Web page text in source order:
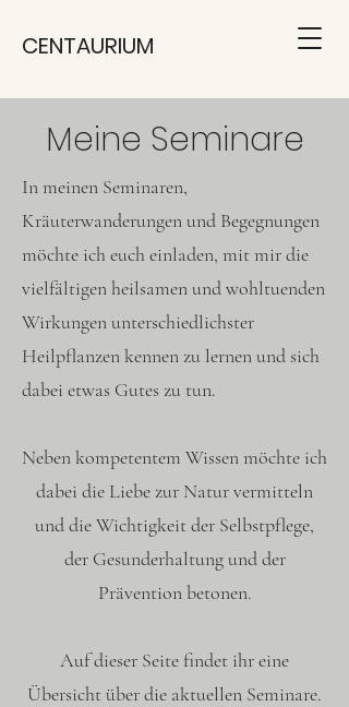
CENTAURIUM
Meine Seminare
In meinen Seminaren,
Kräuterwanderungen und Begegnungen
möchte ich euch einladen, mit mir die
vielfältigen heilsamen und wohltuenden
Wirkungen unterschiedlichster
Heilpflanzen kennen zu lernen und sich
dabei etwas Gutes zu tun.
Neben kompetentem Wissen möchte ich
dabei die Liebe zur Natur vermitteln
und die Wichtigkeit der Selbstpflege,
der Gesunderhaltung und der
Prävention betonen.
Auf dieser Seite findet ihr eine
Übersicht über die aktuellen Seminare.